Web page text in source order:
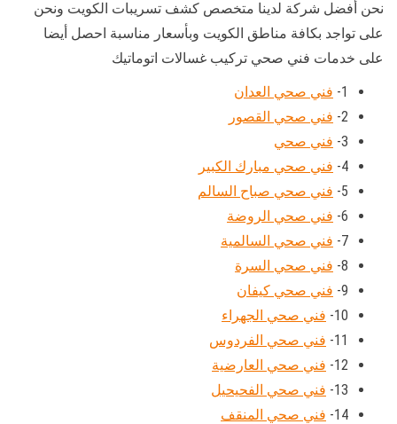
نحن أفضل شركة لدينا متخصص كشف تسريبات الكويت ونحن
على تواجد بكافة مناطق الكويت وبأسعار مناسبة احصل أيضا
على خدمات فني صحي تركيب غسالات اتوماتيك
1- فني صحي العدان
2- فني صحي القصور
3- فني صحي
4- فني صحي مبارك الكبير
5- فني صحي صباح السالم
6- فني صحي الروضة
7- فني صحي السالمية
8- فني صحي السرة
9- فني صحي كيفان
10- فني صحي الجهراء
11- فني صحي الفردوس
12- فني صحي العارضية
13- فني صحي الفحيحيل
14- فني صحي المنقف